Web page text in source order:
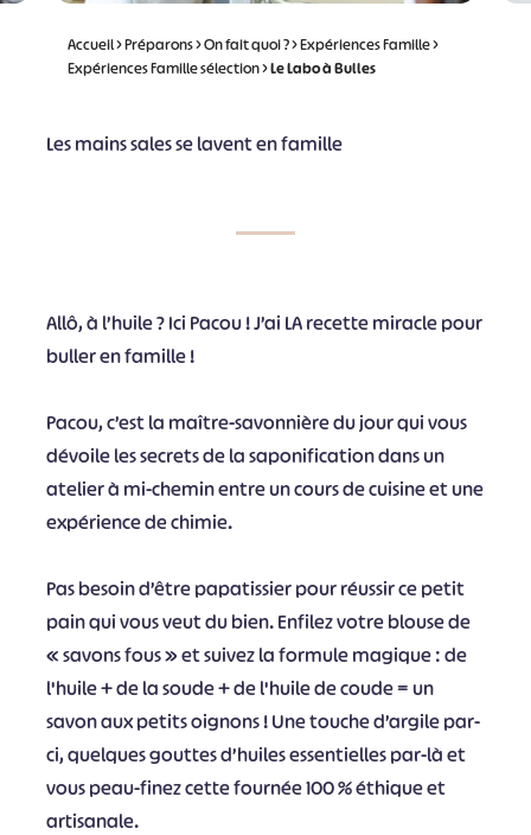
Accueil>Préparons>On fait quoi ?>Expériences Famille>
Expériences Famille sélection>Le Labo à Bulles
Les mains sales se lavent en famille
Allô, à l’huile ? Ici Pacou ! J’ai LA recette miracle pour
buller en famille !
Pacou, c’est la maître-savonnière du jour qui vous
dévoile les secrets de la saponification dans un
atelier à mi-chemin entre un cours de cuisine et une
expérience de chimie.
Pas besoin d’être papatissier pour réussir ce petit
pain qui vous veut du bien. Enfilez votre blouse de
« savons fous » et suivez la formule magique : de
l'huile + de la soude + de l'huile de coude = un
savon aux petits oignons ! Une touche d’argile par-
ci, quelques gouttes d’huiles essentielles par-là et
vous peau-finez cette fournée 100 % éthique et
artisanale.